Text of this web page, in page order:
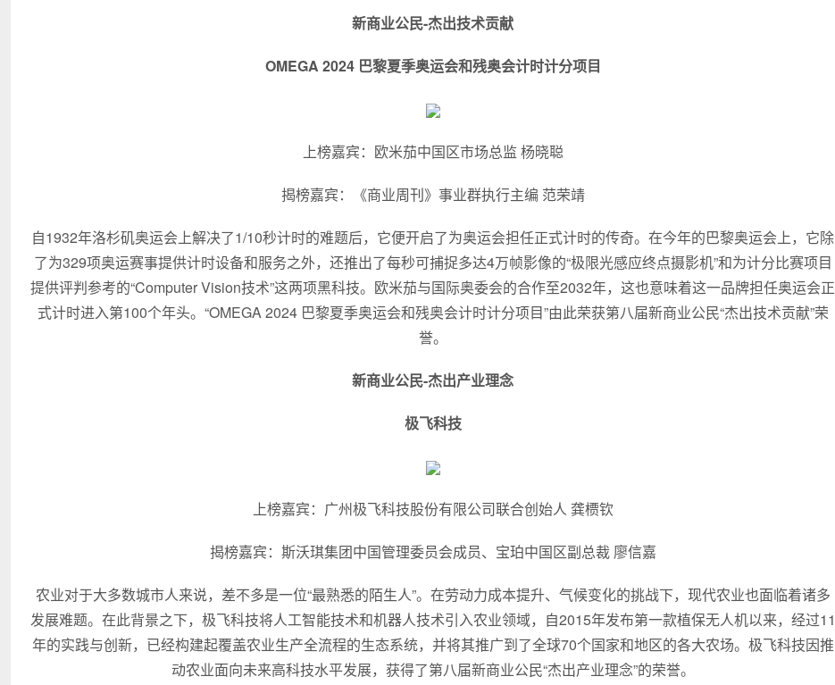
新商业公民-杰出技术贡献
OMEGA 2024 巴黎夏季奥运会和残奥会计时计分项目
上榜嘉宾：欧米茄中国区市场总监 杨晓聪
揭榜嘉宾：《商业周刊》事业群执行主编 范荣靖
自1932年洛杉矶奥运会上解决了1/10秒计时的难题后，它便开启了为奥运会担任正式计时的传奇。在今年的巴黎奥运会上，它除
了为329项奥运赛事提供计时设备和服务之外，还推出了每秒可捕捉多达4万帧影像的“极限光感应终点摄影机”和为计分比赛项目
提供评判参考的“Computer Vision技术”这两项黑科技。欧米茄与国际奥委会的合作至2032年，这也意味着这一品牌担任奥运会正
式计时进入第100个年头。“OMEGA 2024 巴黎夏季奥运会和残奥会计时计分项目”由此荣获第八届新商业公民“杰出技术贡献”荣
誉。
新商业公民-杰出产业理念
极飞科技
上榜嘉宾：广州极飞科技股份有限公司联合创始人 龚槚钦
揭榜嘉宾：斯沃琪集团中国管理委员会成员、宝珀中国区副总裁 廖信嘉
农业对于大多数城市人来说，差不多是一位“最熟悉的陌生人”。在劳动力成本提升、气候变化的挑战下，现代农业也面临着诸多
发展难题。在此背景之下，极飞科技将人工智能技术和机器人技术引入农业领域，自2015年发布第一款植保无人机以来，经过11
年的实践与创新，已经构建起覆盖农业生产全流程的生态系统，并将其推广到了全球70个国家和地区的各大农场。极飞科技因推
动农业面向未来高科技水平发展，获得了第八届新商业公民“杰出产业理念”的荣誉。